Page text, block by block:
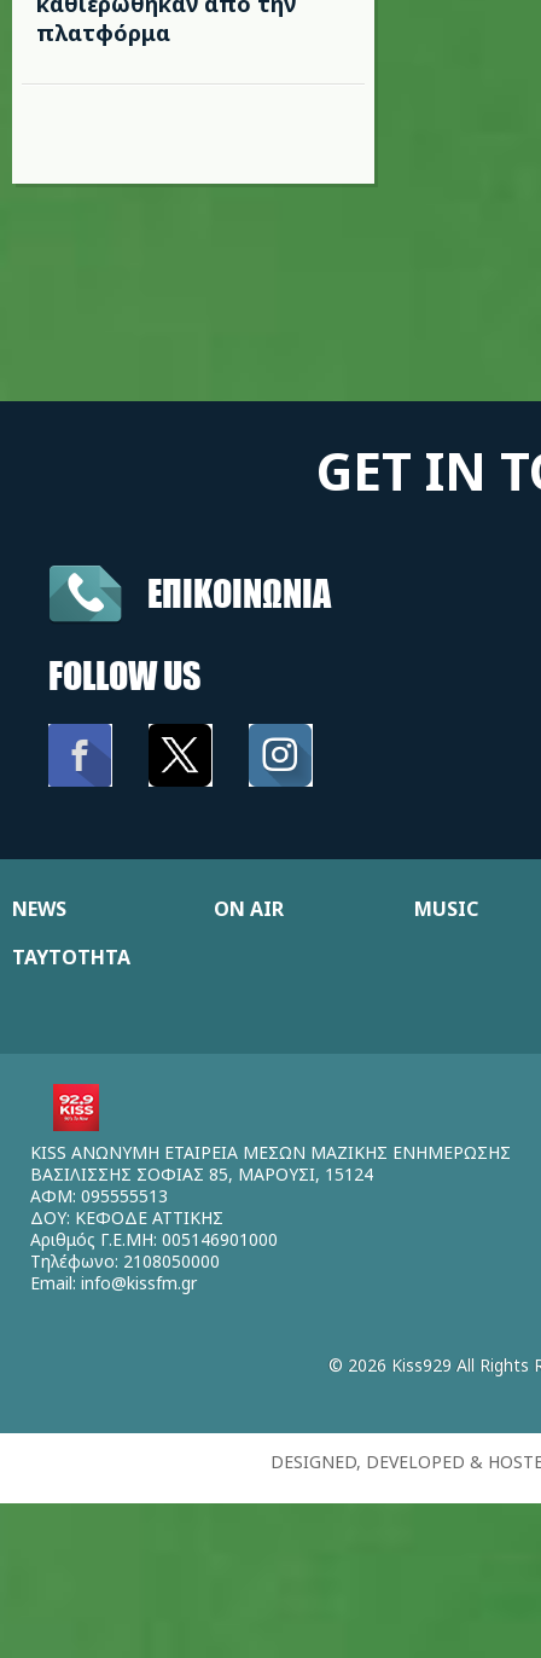
πλατφόρμα
GET IN
ΕΠΙΚΟΙΝΩΝΙΑ
FOLLOW US
NEWS ON AIR
MUSIC
ΤΑΥΤΟΤΗΤΑ
KISS ΑΝΩΝΥΜΗ ΕΤΑΙΡΕΙΑ ΜΕΣΩΝ ΜΑΖΙΚΗΣ ΕΝΗΜΕΡΩΣΗΣ
ΒΑΣΙΛΙΣΣΗΣ ΣΟΦΙΑΣ 85, ΜΑΡΟΥΣΙ, 15124
ΑΦΜ: 095555513
ΔΟΥ: ΚΕΦΟΔΕ ΑΤΤΙΚΗΣ
Αριθμός Γ.Ε.ΜΗ: 005146901000
Τηλέφωνο: 2108050000
Email: info@kissfm.gr
© 2026 Kiss929 All Rights
DESIGNED, DEVELOPED &